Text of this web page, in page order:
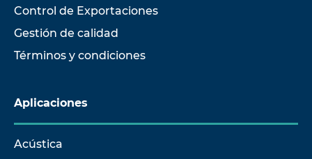
Control de Exportaciones
Gestión de calidad
Términos y condiciones
Aplicaciones
Acústica